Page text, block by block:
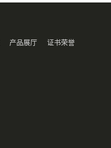
产品展厅 证书荣誉